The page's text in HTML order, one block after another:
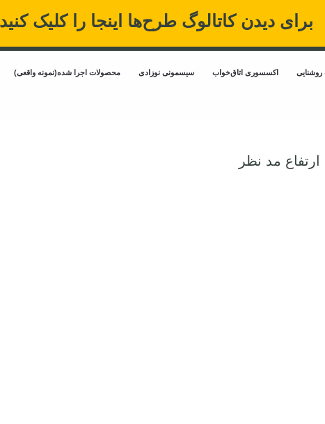
برای دیدن کاتالوگ طرح‌ها اینجا را کلیک کنید
اکسسوری اتاق‌خواب سیسمونی نوزادی محصولات اجرا شده(نمونه واقعی)
مد نظر